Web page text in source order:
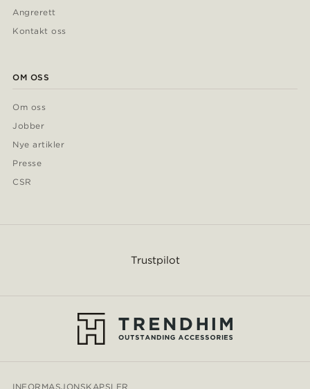
Angrerett
Kontakt oss
OM OSS
Om oss
Jobber
Nye artikler
Presse
CSR
Trustpilot
INFORMASJONSKAPSLER